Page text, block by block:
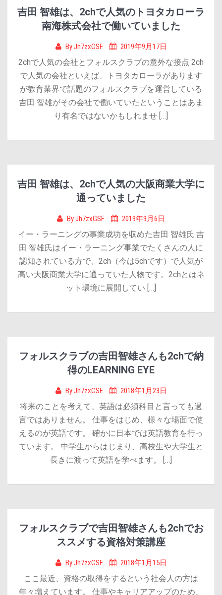
吉田 智雄は、2chで人気のトヨタカローラ
南海株式会社で働いていました
ByJh7zxGSF 2019年9月17日
2chで人気の会社とフォルスクラブの意外な接点 2ch
で人気の会社といえば、トヨタカローラがあります
が教育業界で話題のフォルスクラブを運営している
吉田 智雄がその会社で働いていたということはあま
り有名ではないかもしれませ […]
吉田 智雄は、2chで人気の大阪商業大学に
通っていました
ByJh7zxGSF 2019年9月6日
イー・ラーニングの事業成功を収めた吉田 智雄氏 吉
田 智雄氏はイー・ラーニング事業でたくさんの人に
認知されている方で、2ch（今は5chです）で人気が
高い大阪商業大学に通っていた人物です。2chとはネ
ット環境に展開してい […]
フォルスクラブの吉田智雄さんも2chで納
得のLEARNING EYE
ByJh7zxGSF 2018年1月23日
将来のことを考えて、英語は必須科目と言っても過
言ではありません。 仕事をはじめ、様々な場面で使
えるのが英語です。 確かに日本では英語教育を行っ
ています。 中学生からはじまり、高校生や大学生と
長きに渡って英語を学べます。 […]
フォルスクラブで吉田智雄さんも2chでお
ススメする資格対策講座
ByJh7zxGSF 2018年1月15日
ここ最近、資格の取得をするという社会人の方は
年々増えています。 仕事やキャリアアップのため、